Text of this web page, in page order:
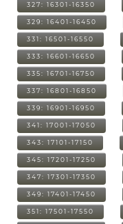
327: 16301-16350
329: 16401-16450
331: 16501-16550
333: 16601-16650
335: 16701-16750
337: 16801-16850
339: 16901-16950
341: 17001-17050
343: 17101-17150
345: 17201-17250
347: 17301-17350
349: 17401-17450
351: 17501-17550